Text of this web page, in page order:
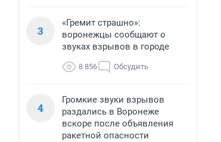
3
«Гремит страшно»:
воронежцы сообщают о
звуках взрывов в городе
8 856 Обсудить
4
Громкие звуки взрывов
раздались в Воронеже
вскоре после объявления
ракетной опасности